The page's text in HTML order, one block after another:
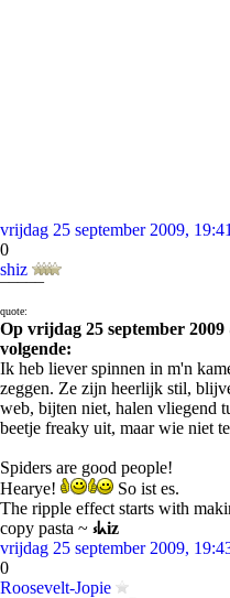
vrijdag 25 september 2009,
0
shiz
¯¯¯¯¯
quote:
Op vrijdag 25 september
volgende:
Ik heb liever spinnen in m'n
zeggen. Ze zijn heerlijk stil,
web, bijten niet, halen vliegend
beetje freaky uit, maar wie niet
Spiders are good people!
Hearye!
So ist es.
The ripple effect starts with
copy pasta ~ ⳽ᖾiz
vrijdag 25 september 2009,
0
Roosevelt-Jopie